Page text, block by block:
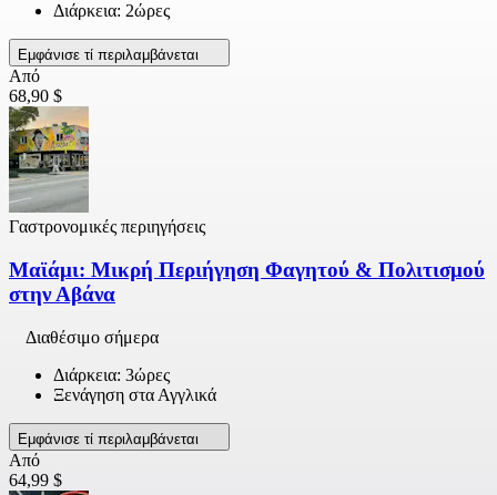
Διάρκεια: 2ώρες
Εμφάνισε τί περιλαμβάνεται
Από
68,90 $
Γαστρονομικές περιηγήσεις
Μαϊάμι: Μικρή Περιήγηση Φαγητού & Πολιτισμού
στην Αβάνα
Διαθέσιμο σήμερα
Διάρκεια: 3ώρες
Ξενάγηση στα Αγγλικά
Εμφάνισε τί περιλαμβάνεται
Από
64,99 $